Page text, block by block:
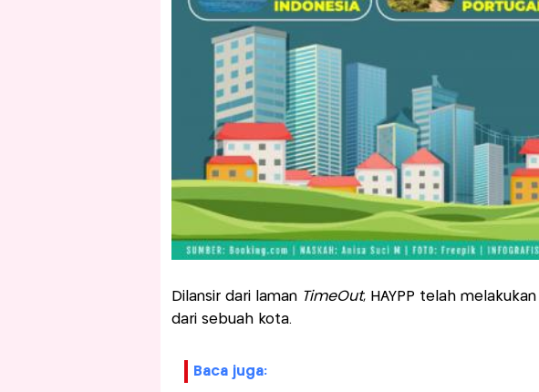
Dilansir dari laman TimeOut, HAYPP telah
dari sebuah kota.
baca juga: